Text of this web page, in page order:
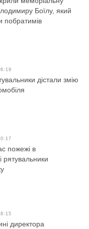
Боїлу, який
побратимів
дістали змію
пожежі в
рятувальники
директора